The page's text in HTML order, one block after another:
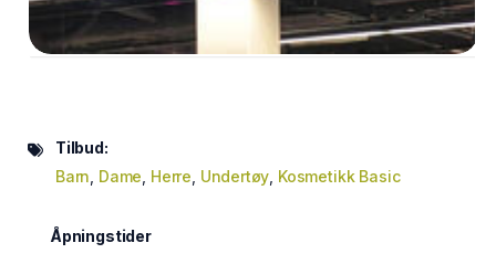
Tilbud:
Barn Dame Herre Undertøy Kosmetikk Basic
Åpningstider